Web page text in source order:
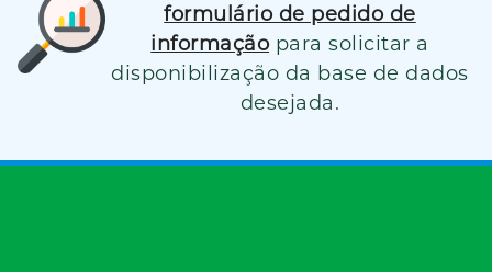
formulário de pedido de
informação para solicitar a
disponibilização da base de dados
desejada.